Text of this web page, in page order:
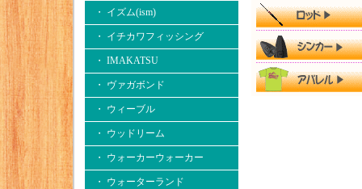
・ イズム(ism)
・ イチカワフィッシング
・ IMAKATSU
・ ヴァガボンド
・ ウィーブル
・ ウッドリーム
・ ウォーカーウォーカー
・ ウォーターランド